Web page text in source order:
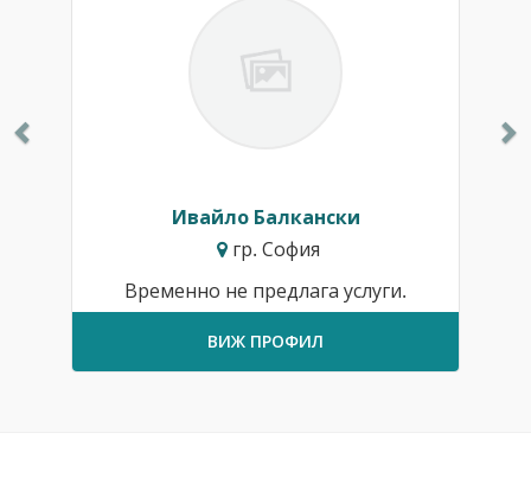
Ивайло Балкански
гр. София
Временно не предлага услуги.
ВИЖ ПРОФИЛ